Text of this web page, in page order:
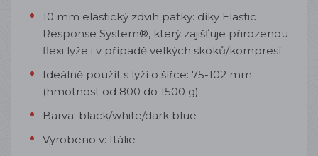
10 mm elastický zdvih patky: díky Elastic
Response System®, který zajišťuje přirozenou
flexi lyže i v případě velkých skoků/kompresí
Ideálně použít s lyží o šířce: 75-102 mm
(hmotnost od 800 do 1500 g)
Barva: black/white/dark blue
Vyrobeno v: Itálie